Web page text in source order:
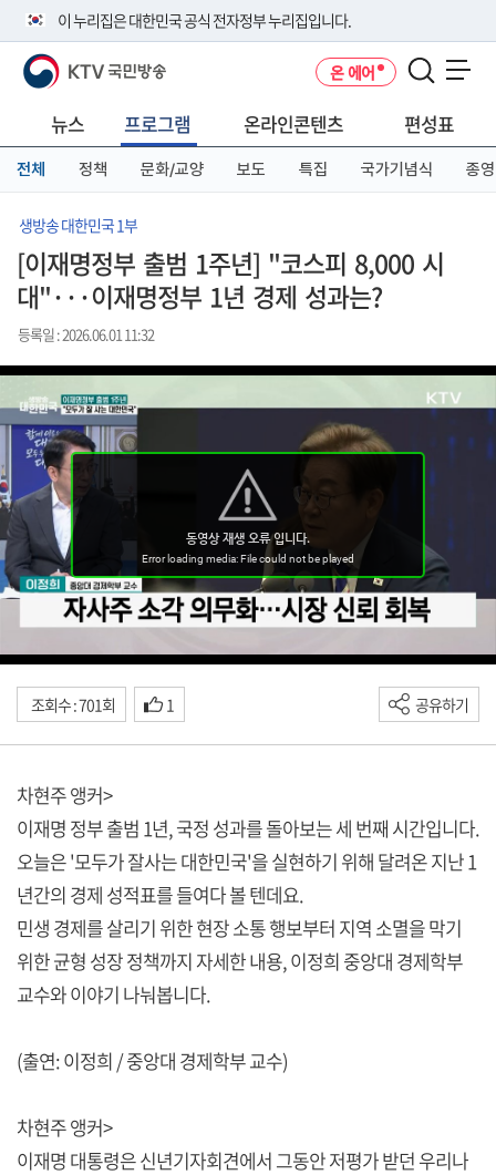
이 누리집은 대한민국 공식 전자정부 누리집입니다.
공식 누리집 주소 확인하기
니다.
이밖에 or.kr 또는 .kr등 다른 도메인 주소를 사용하고 있다면 아래 URL에
서 도메인 주소를 확인해 보세요
KTV 국민방송 온 에어
뉴스 프로그램 온라인콘텐츠 편성표
전체 정책 문화/교양 보도 특집 국가기념식 종영
생방송 대한민국 1부
[이재명정부 출범 1주년] "코스피 8,000 시
대"···이재명정부 1년 경제 성과는?
등록일 : 2026.06.01 11:32
조회수 : 701회 1 공유하기
차현주 앵커>
이재명 정부 출범 1년, 국정 성과를 돌아보는 세 번째 시간입니다.
오늘은 '모두가 잘사는 대한민국'을 실현하기 위해 달려온 지난 1
년간의 경제 성적표를 들여다 볼 텐데요.
민생 경제를 살리기 위한 현장 소통 행보부터 지역 소멸을 막기
위한 균형 성장 정책까지 자세한 내용, 이정희 중앙대 경제학부
교수와 이야기 나눠봅니다.
(출연: 이정희 / 중앙대 경제학부 교수)
차현주 앵커>
이재명 대통령은 신년기자회견에서 그동안 저평가 받던 우리나